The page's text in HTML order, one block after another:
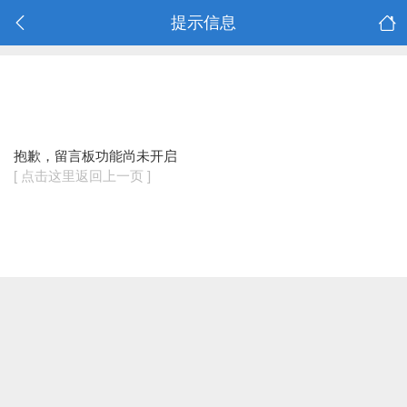
提示信息
抱歉，留言板功能尚未开启
[ 点击这里返回上一页 ]